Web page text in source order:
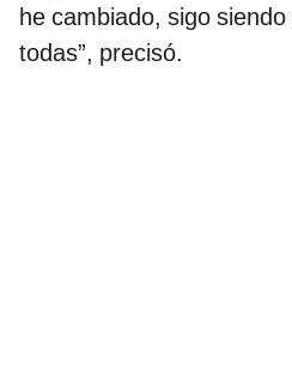
he cambiado, sigo
todas”, precisó.